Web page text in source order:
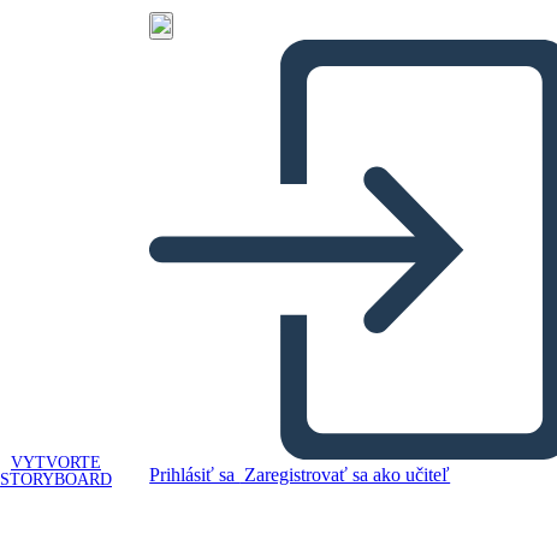
VYTVORTE
STORYBOARD
Prihlásiť sa Zaregistrovať sa ako učiteľ